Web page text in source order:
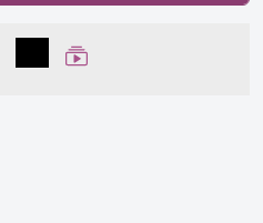
no Facebookno WhatsApp
Compartilhar
Ver Web Story